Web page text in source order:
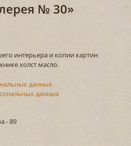
№ 30»
интерьера и копии картин
холст масло.
данных
данных
- 89